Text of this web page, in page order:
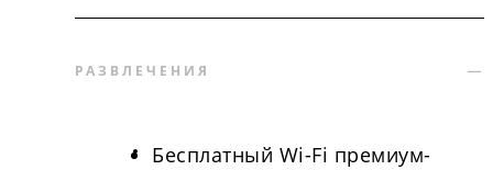
РАЗВЛЕЧЕНИЯ
Бесплатный Wi-Fi премиум-